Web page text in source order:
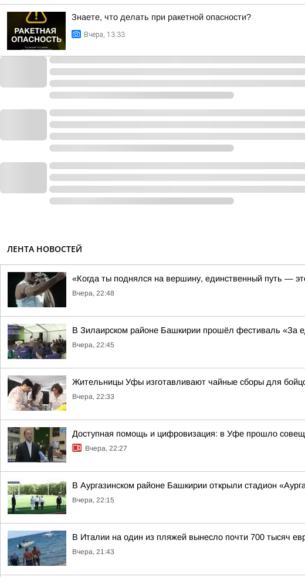
Знаете, что делать при ракетной опасности?
Вчера, 13:33
ЛЕНТА НОВОСТЕЙ
«Когда ты поднялся на вершину, единственный путь —
Вчера, 22:48
В Зилаирском районе Башкирии прошёл фестиваль «За
Вчера, 22:45
Жительницы Уфы изготавливают чайные сборы для
Вчера, 22:33
Доступная помощь и цифровизация: в Уфе прошло
Вчера, 22:27
В Аургазинском районе Башкирии открыли стадион
Вчера, 22:15
В Италии на один из пляжей вынесло почти 700 тысяч
Вчера, 21:43